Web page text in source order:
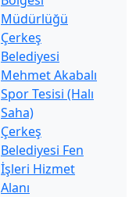
Müdürlüğü
Çerkeş
Belediyesi
Mehmet Akabalı
Spor Tesisi (Halı
Saha)
Çerkeş
Belediyesi Fen
İşleri Hizmet
Alanı